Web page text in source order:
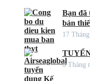
Bạn đã
bán
17
6 Tháng